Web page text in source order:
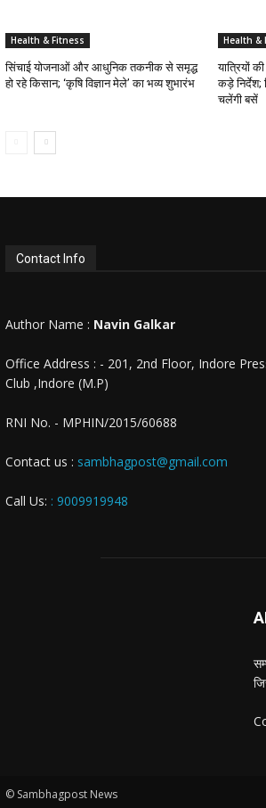
Health & Fitness
सिंचाई योजनाओं और आधुनिक तकनीक से समृद्ध
हो रहे किसान; ‘कृषि विज्ञान मेले’ का भव्य शुभारंभ
Health &
यात्रियों
कड़े निर्देश;
चलेंगी बसें
Contact Info
Author Name : Navin Galkar
Office Address : - 201, 2nd Floor, Indore
Club ,Indore (M.P)
RNI No. - MPHIN/2015/60688
Contact us : sambhagpost@gmail.com
Call Us: : 9009919948
© Sambhagpost News